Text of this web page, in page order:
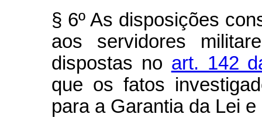
§ 6º As disposições
aos servidores
dispostas no art. 142
que os fatos
para a Garantia da Lei e